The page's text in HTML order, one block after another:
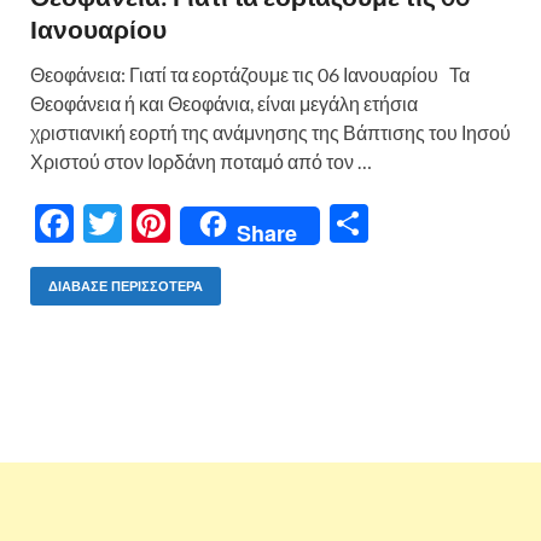
Ιανουαρίου
Θεοφάνεια: Γιατί τα εορτάζουμε τις 06 Ιανουαρίου Τα
Θεοφάνεια ή και Θεοφάνια, είναι μεγάλη ετήσια
χριστιανική εορτή της ανάμνησης της Βάπτισης του Ιησού
Χριστού στον Ιορδάνη ποταμό από τον …
F
ac
e
k
T
w
itt
Pi
nt
er
Share
ίτ
ΔΙΆΒΑΣΕ ΠΕΡΙΣΣΌΤΕΡΑ